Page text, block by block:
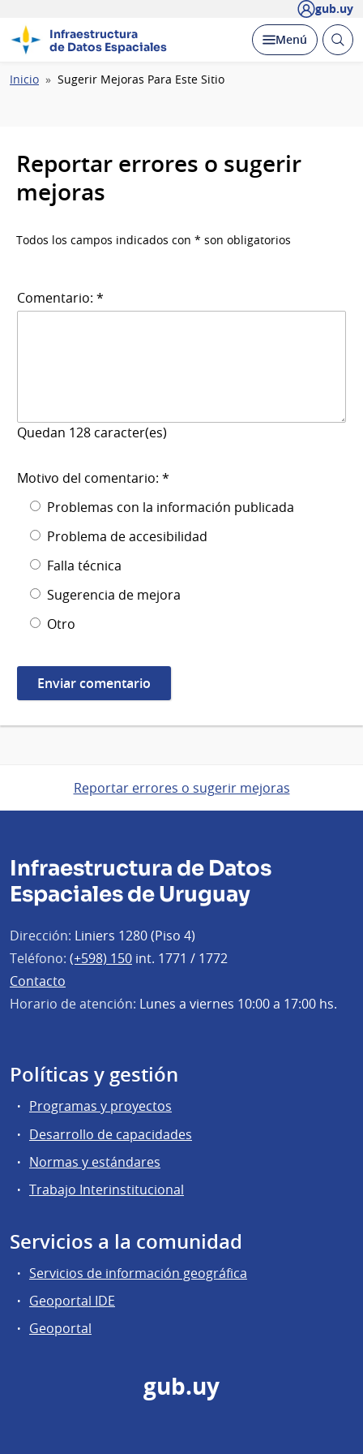
gub.uy
Infraestructura
de Datos Espaciales
Desplegar
Menú Abrir
Ruta
Inicio Sugerir Mejoras Para Este Sitio
Reportar errores o sugerir
mejoras
Todos los campos indicados con * son obligatorios
Comentario: *
Quedan 128 caracter(es)
Motivo del comentario: *
Problemas con la información publicada
Problema de accesibilidad
Falla técnica
Sugerencia de mejora
Otro
Reportar errores o sugerir mejoras
Infraestructura de Datos
Espaciales de Uruguay
Dirección: Liniers 1280 (Piso 4)
Teléfono: (+598) 150 int. 1771 / 1772
Contacto
Horario de atención: Lunes a viernes 10:00 a 17:00 hs.
Políticas y gestión
Programas y proyectos
Desarrollo de capacidades
Normas y estándares
Trabajo Interinstitucional
Servicios a la comunidad
Servicios de información geográfica
Geoportal IDE
Geoportal
gub.uy